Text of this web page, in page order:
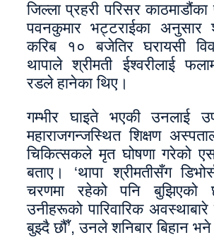
जिल्ला प्रहरी परिसर
पवनकुमार भट्टराईका अनुसार
करिब १० बजेतिर घरायसी
थापाले श्रीमती ईश्वरीलाई
रडले हानेका थिए।
गम्भीर घाइते भएकी उनलाई
महाराजगन्जस्थित शिक्षण
चिकित्सकले मृत घोषणा गरेको
बताए। ‘थापा श्रीमतीसँग
चरणमा रहेको पनि
उनीहरूको पारिवारिक अवस्थाबारे
बुझ्दै छौँ’, उनले शनिबार बिहान